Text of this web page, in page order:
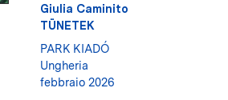
Giulia Caminito
TÜNETEK
PARK KIADÓ
Ungheria
febbraio 2026